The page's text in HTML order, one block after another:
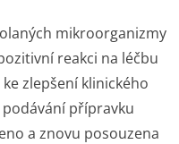
mikroorganizmy
reakci na léčbu
zlepšení klinického
přípravku
a znovu posouzena